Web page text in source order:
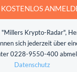
KOSTENLOS
Krypto-Radar",
sich jederzeit über
0228-9550-400
Datenschutz